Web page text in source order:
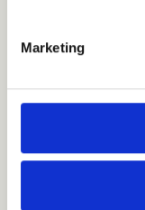
Marketing